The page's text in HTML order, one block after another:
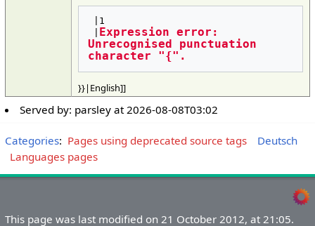
Expression error:
Unrecognised punctuation
character "{".
}}|English]]
Served by: parsley at 2026-08-08T03:02
Categories: Pages using deprecated source tags
Deutsch
Languages pages
This page was last modified on 21 October 2012, at 21:05.